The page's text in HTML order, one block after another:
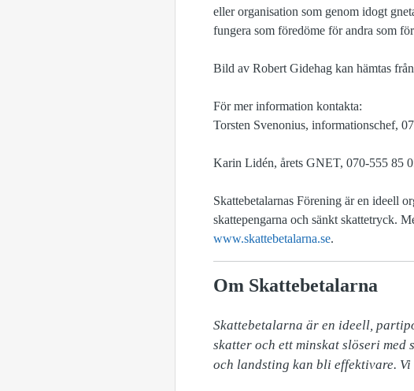
eller organisation som genom idogt
fungera som föredöme för andra som
Bild av Robert Gidehag kan hämtas från
För mer information kontakta:
Torsten Svenonius, informationschef,
Karin Lidén, årets GNET, 070-555 85
Skattebetalarnas Förening är en ideell
skattepengarna och sänkt skattetryck.
www.skattebetalarna.se.
Om Skattebetalarna
Skattebetalarna är en ideell,
skatter och ett minskat slöseri
och landsting kan bli effektivare.